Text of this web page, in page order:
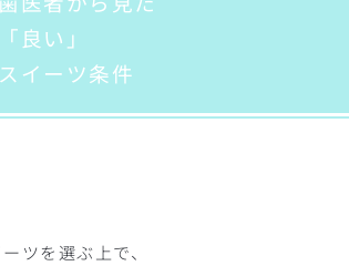
「良い」
スイーツ条件
ツを選ぶ上で、